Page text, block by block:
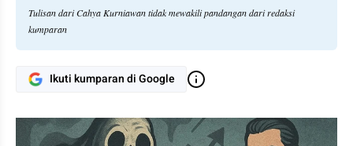
Tulisan dari Cahya Kurniawan tidak mewakili pandangan dari redaksi
kumparan
Ikuti kumparan di Google